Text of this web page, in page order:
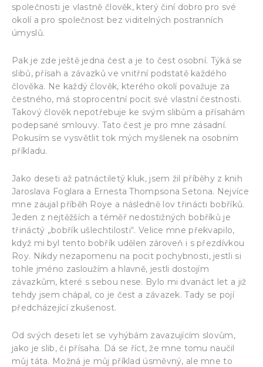
společnosti je vlastně člověk, který činí dobro pro své
okolí a pro společnost bez viditelných postranních
úmyslů.
Pak je zde ještě jedna čest a je to čest osobní. Týká se
slibů, přísah a závazků ve vnitřní podstatě každého
člověka. Ne každý člověk, kterého okolí považuje za
čestného, má stoprocentní pocit své vlastní čestnosti.
Takový člověk nepotřebuje ke svým slibům a přísahám
podepsané smlouvy. Tato čest je pro mne zásadní.
Pokusím se vysvětlit tok mých myšlenek na osobním
příkladu.
Jako deseti až patnáctiletý kluk, jsem žil příběhy z knih
Jaroslava Foglara a Ernesta Thompsona Setona. Nejvíce
mne zaujal příběh Roye a následně lov třinácti bobříků.
Jeden z nejtěžších a téměř nedostižných bobříků je
třináctý „bobřík ušlechtilosti“. Velice mne překvapilo,
když mi byl tento bobřík udělen zároveň i s přezdívkou
Roy. Nikdy nezapomenu na pocit pochybnosti, jestli si
tohle jméno zasloužím a hlavně, jestli dostojím
závazkům, které s sebou nese. Bylo mi dvanáct let a již
tehdy jsem chápal, co je čest a závazek. Tady se pojí
předcházející zkušenost.
Od svých deseti let se vyhýbám zavazujícím slovům,
jako je slib, či přísaha. Dá se říct, že mne tomu naučil
můj táta. Možná je můj příklad úsměvný, ale mne to